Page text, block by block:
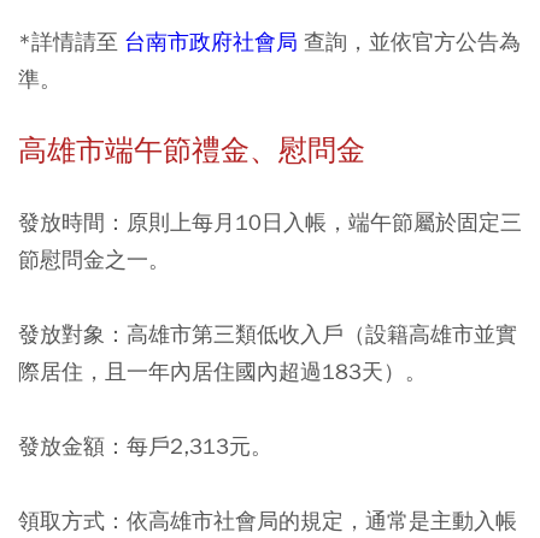
*詳情請至 台南市政府社會局 查詢，並依官方公告為
準。
高雄市端午節禮金、慰問金
發放時間：原則上每月10日入帳，端午節屬於固定三
節慰問金之一。
發放對象：高雄市第三類低收入戶（設籍高雄市並實
際居住，且一年內居住國內超過183天）。
發放金額：每戶2,313元。
領取方式：依高雄市社會局的規定，通常是主動入帳